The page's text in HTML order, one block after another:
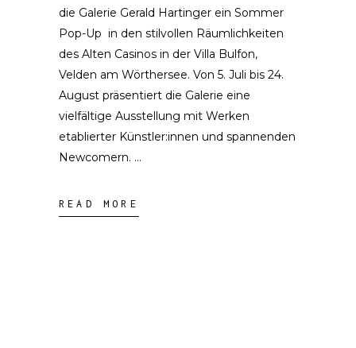
die Galerie Gerald Hartinger ein Sommer
Pop-Up in den stilvollen Räumlichkeiten
des Alten Casinos in der Villa Bulfon,
Velden am Wörthersee. Von 5. Juli bis 24.
August präsentiert die Galerie eine
vielfältige Ausstellung mit Werken
etablierter Künstler:innen und spannenden
Newcomern.
READ MORE